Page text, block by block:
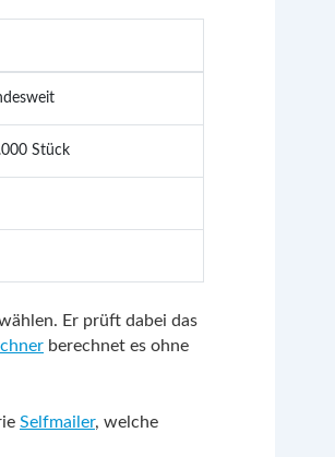
Stück
Er prüft dabei das
berechnet es ohne
Selfmailer, welche